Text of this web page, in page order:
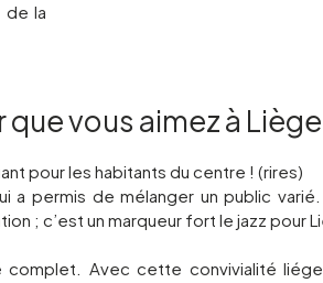
de la
vous aimez à Liège
pour les habitants du centre ! (rires)
a permis de mélanger un public
; c’est un marqueur fort le jazz pour
Avec cette convivialité